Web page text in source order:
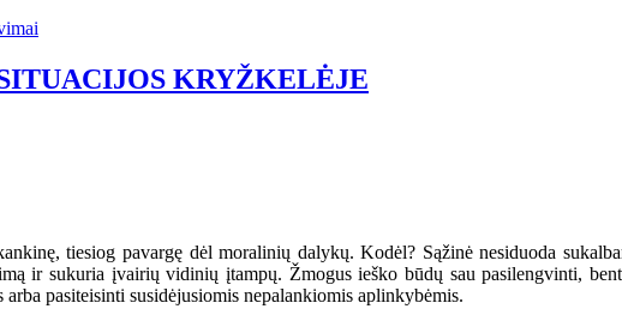
KRYŽKELĖJE
tiesiog pavargę dėl moralinių dalykų. Kodėl? Sąžinė nesiduoda
ir sukuria įvairių vidinių įtampų. Žmogus ieško būdų sau pasilengvinti,
pasiteisinti susidėjusiomis nepalankiomis aplinkybėmis.